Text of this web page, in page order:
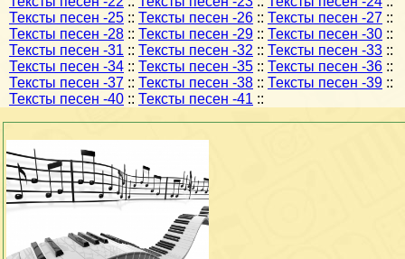
Тексты песен -25 :: Тексты песен -26 :: Тексты песен -27 ::
Тексты песен -28 :: Тексты песен -29 :: Тексты песен -30 ::
Тексты песен -31 :: Тексты песен -32 :: Тексты песен -33 ::
Тексты песен -34 :: Тексты песен -35 :: Тексты песен -36 ::
Тексты песен -37 :: Тексты песен -38 :: Тексты песен -39 ::
Тексты песен -40 :: Тексты песен -41 ::